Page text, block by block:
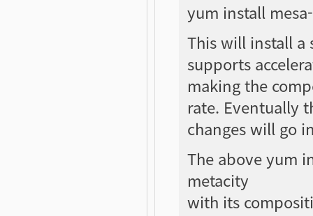
yum install
This will install a
supports
making the
rate. Eventually
changes will go
The above yum
metacity
with its